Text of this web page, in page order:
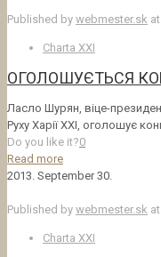
Published by webmester.sk at
Charta XXI
ОГОЛОШУЄТЬСЯ
Ласло Шурян, віце-
Руху Харії ХХІ, оголошує
Do you like it?0
Read more
2013. September 30.
Published by webmester.sk at
Charta XXI